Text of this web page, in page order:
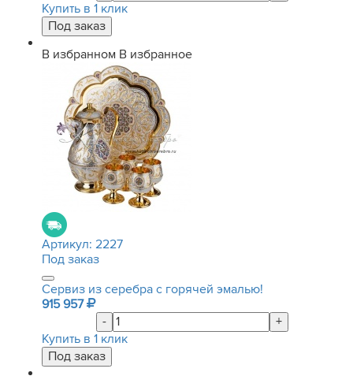
Купить в 1 клик
В избранном В избранное
Артикул: 2227
Под заказ
Сервиз из серебра с горячей эмалью!
915 957
-
+
Купить в 1 клик